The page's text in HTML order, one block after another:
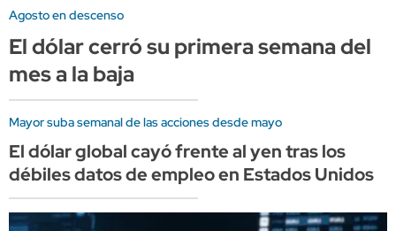
Agosto en descenso
El dólar cerró su primera semana del
mes a la baja
Mayor suba semanal de las acciones desde mayo
El dólar global cayó frente al yen tras los
débiles datos de empleo en Estados Unidos